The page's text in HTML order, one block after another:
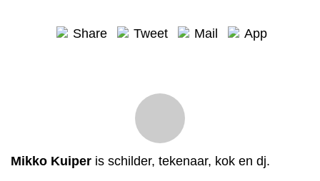
Share Tweet Mail App
Mikko Kuiper is schilder, tekenaar, kok en dj.